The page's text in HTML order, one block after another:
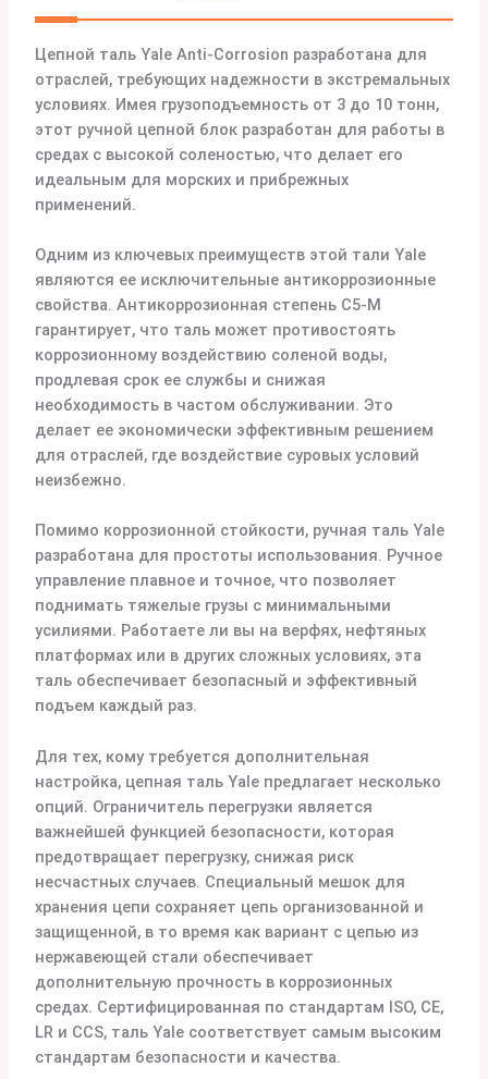
Цепной таль Yale Anti-Corrosion разработана для
отраслей, требующих надежности в экстремальных
условиях. Имея грузоподъемность от 3 до 10 тонн,
этот ручной цепной блок разработан для работы в
средах с высокой соленостью, что делает его
идеальным для морских и прибрежных
применений.
Одним из ключевых преимуществ этой тали Yale
являются ее исключительные антикоррозионные
свойства. Антикоррозионная степень C5-M
гарантирует, что таль может противостоять
коррозионному воздействию соленой воды,
продлевая срок ее службы и снижая
необходимость в частом обслуживании. Это
делает ее экономически эффективным решением
для отраслей, где воздействие суровых условий
неизбежно.
Помимо коррозионной стойкости, ручная таль Yale
разработана для простоты использования. Ручное
управление плавное и точное, что позволяет
поднимать тяжелые грузы с минимальными
усилиями. Работаете ли вы на верфях, нефтяных
платформах или в других сложных условиях, эта
таль обеспечивает безопасный и эффективный
подъем каждый раз.
Для тех, кому требуется дополнительная
настройка, цепная таль Yale предлагает несколько
опций. Ограничитель перегрузки является
важнейшей функцией безопасности, которая
предотвращает перегрузку, снижая риск
несчастных случаев. Специальный мешок для
хранения цепи сохраняет цепь организованной и
защищенной, в то время как вариант с цепью из
нержавеющей стали обеспечивает
дополнительную прочность в коррозионных
средах. Сертифицированная по стандартам ISO, CE,
LR и CCS, таль Yale соответствует самым высоким
стандартам безопасности и качества.